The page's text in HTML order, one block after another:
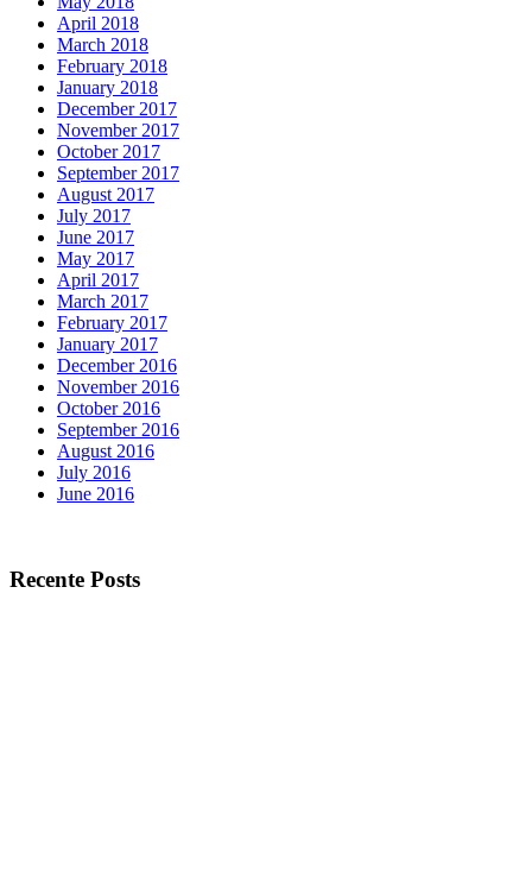
April 2018
March 2018
February 2018
January 2018
December 2017
November 2017
October 2017
September 2017
August 2017
July 2017
June 2017
May 2017
April 2017
March 2017
February 2017
January 2017
December 2016
November 2016
October 2016
September 2016
August 2016
July 2016
June 2016
Recente Posts